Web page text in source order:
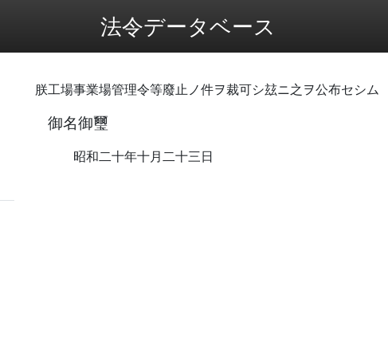
法令データベース
朕工場事業場管理令等廢止ノ件ヲ裁可シ玆ニ之ヲ公布セシム
御名御璽
昭和二十年十月二十三日